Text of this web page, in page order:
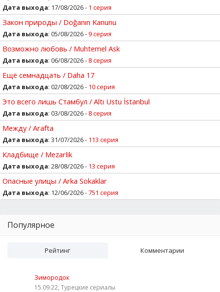
Дата выхода: 17/08/2026 - 1 серия
Закон природы / Doğanın Kanunu
Дата выхода: 05/08/2026 -9 серия
Возможно любовь / Muhtemel Ask
Дата выхода: 06/08/2026 - 8 серия
Ещё семнадцать / Daha 17
Дата выхода: 02/08/2026 - 10 серия
Это всего лишь Стамбул / Altı Ustu İstanbul
Дата выхода: 03/08/2026 - 8 серия
Между / Arafta
Дата выхода: 31/07/2026 - 113 серия
Кладбище / Mezarlik
Дата выхода: 28/08/2026 - 13 серия
Опасные улицы / Arka Sokaklar
Дата выхода: 12/06/2026 -751 серия
Популярное
Рейтинг Комментарии
Зимородок
15.09.22, Турецкие сериалы